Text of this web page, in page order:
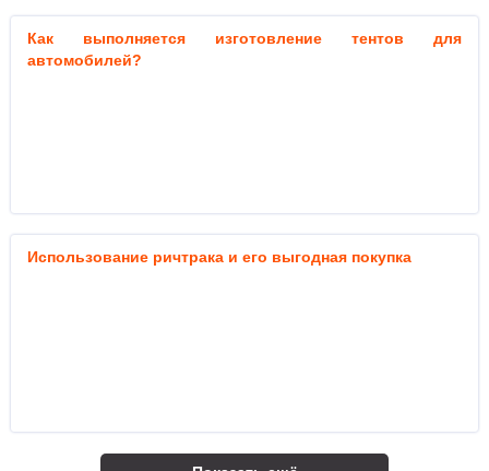
Как выполняется изготовление тентов для
автомобилей?
Использование ричтрака и его выгодная покупка